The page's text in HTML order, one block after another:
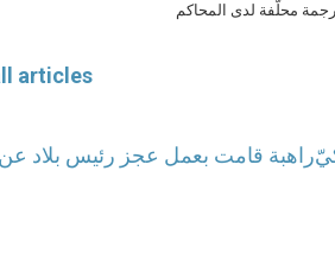
articles
محلّفة لدى المحاكم
راهبة قامت بعمل عجز رئيس بلاد